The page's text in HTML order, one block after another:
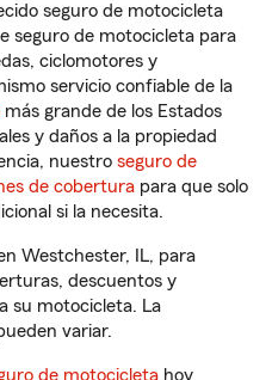
seguro de motocicleta
seguro de motocicleta para
ciclomotores y
servicio confiable de la
más grande de los Estados
y daños a la propiedad
nuestro seguro de
de cobertura para que solo
si la necesita.
Westchester, IL, para
descuentos y
su motocicleta. La
variar.
de motocicleta hoy